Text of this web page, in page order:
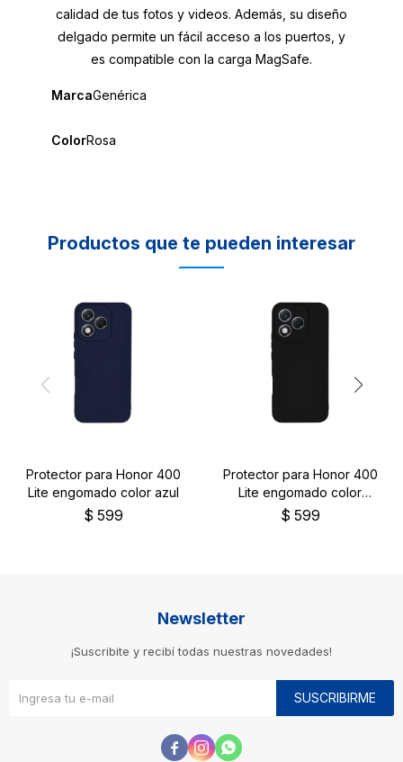
calidad de tus fotos y videos. Además, su diseño
delgado permite un fácil acceso a los puertos, y
es compatible con la carga MagSafe.
MarcaGenérica
ColorRosa
Productos que te pueden interesar
Protector para Honor 400
Lite engomado color azul
$ 599
Protector para Honor 400
Lite engomado color
negro
$ 599
Newsletter
¡Suscribite y recibí todas nuestras novedades!
SUSCRIBIRME
  